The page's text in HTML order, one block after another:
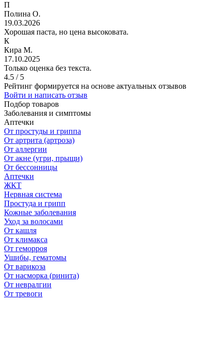
П
Полина О.
19.03.2026
Хорошая паста, но цена высоковата.
К
Кира М.
17.10.2025
Только оценка без текста.
4.5 / 5
Рейтинг формируется на основе актуальных отзывов
Войти и написать отзыв
Подбор товаров
Заболевания и симптомы
Аптечки
От простуды и гриппа
От артрита (артроза)
От аллергии
От акне (угри, прыщи)
От бессонницы
Аптечки
ЖКТ
Нервная система
Простуда и грипп
Кожные заболевания
Уход за волосами
От кашля
От климакса
От геморроя
Ушибы, гематомы
От варикоза
От насморка (ринита)
От невралгии
От тревоги